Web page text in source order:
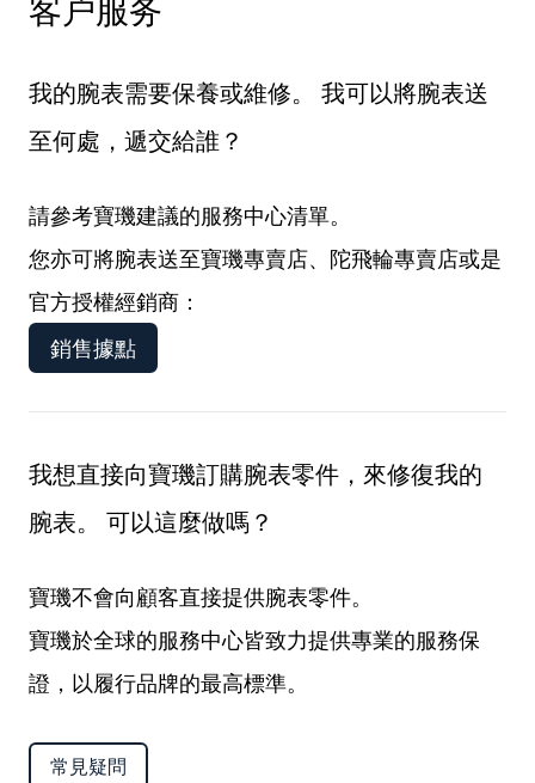
客户服务
我的腕表需要保養或維修。 我可以將腕表送
至何處，遞交給誰？
請參考寶璣建議的服務中心清單。
您亦可將腕表送至寶璣專賣店、陀飛輪專賣店或是
官方授權經銷商：
銷售據點
我想直接向寶璣訂購腕表零件，來修復我的
腕表。 可以這麼做嗎？
寶璣不會向顧客直接提供腕表零件。
寶璣於全球的服務中心皆致力提供專業的服務保
證，以履行品牌的最高標準。
常見疑問